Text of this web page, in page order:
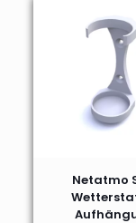
Netatmo